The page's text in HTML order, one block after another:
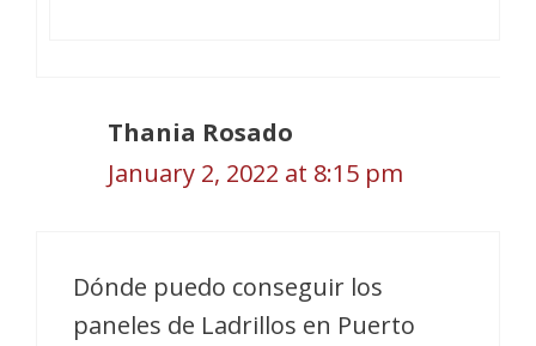
Thania Rosado
January 2, 2022 at 8:15 pm
Dónde puedo conseguir los
paneles de Ladrillos en Puerto